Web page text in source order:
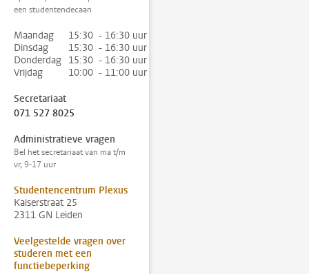
een studentendecaan
Maandag
15:30 - 16:30 uur
Dinsdag
15:30 - 16:30 uur
Donderdag 15:30 - 16:30 uur
Vrijdag
10:00 - 11:00 uur
Secretariaat
071 527 8025
Administratieve vragen
Bel het secretariaat van ma t/m
vr, 9-17 uur
Studentencentrum Plexus
Kaiserstraat 25
2311 GN Leiden
Veelgestelde vragen over
studeren met een
functiebeperking